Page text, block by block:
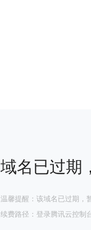
域名已过期
温馨提醒：该域名已过期，
续费路径：登录腾讯云控制